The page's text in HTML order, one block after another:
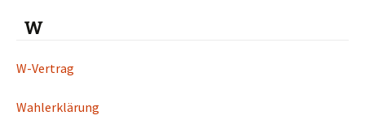
W
W-Vertrag
Wahlerklärung